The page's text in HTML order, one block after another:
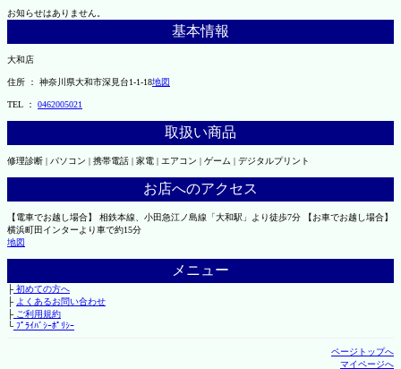
お知らせはありません。
基本情報
大和店
住所 ： 神奈川県大和市深見台1-1-18地図
TEL ： 0462005021
取扱い商品
修理診断 | パソコン | 携帯電話 | 家電 | エアコン | ゲーム | デジタルプリント
お店へのアクセス
【電車でお越し場合】 相鉄本線、小田急江ノ島線「大和駅」より徒歩7分 【お車でお越し場合】
横浜町田インターより車で約15分
地図
メニュー
├初めての方へ
├ よくあるお問い合わせ
├ご利用規約
└ﾌﾟﾗｲﾊﾞｼｰﾎﾟﾘｼｰ
ページトップへ
マイページへ